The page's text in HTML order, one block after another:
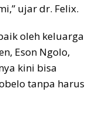
ujar dr. Felix.
oleh keluarga
Eson Ngolo,
kini bisa
tanpa harus